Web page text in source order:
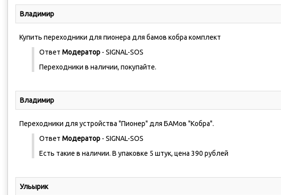
Владимир
Купить переходники для пионера для бамов кобра комплект
Ответ Модератор - SIGNAL-SOS
Переходники в наличии, покупайте.
Владимир
Переходники для устройства "Пионер" для БАМов "Кобра".
Ответ Модератор - SIGNAL-SOS
Есть такие в наличии. В упаковке 5 штук, цена 390 рублей
Ульырик